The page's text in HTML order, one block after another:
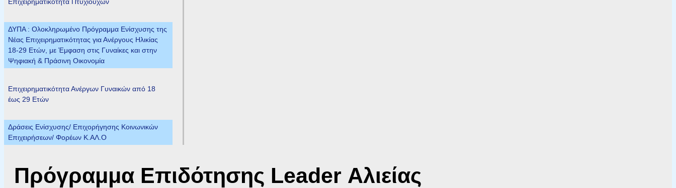
ΔΥΠΑ : Ολοκληρωμένο Πρόγραμμα Ενίσχυσης της
Νέας Επιχειρηματικότητας για Ανέργους Ηλικίας
18-29 Ετών, με Έμφαση στις Γυναίκες και στην
Ψηφιακή & Πράσινη Οικονομία
Επιχειρηματικότητα Ανέργων Γυναικών από 18
έως 29 Ετών
Δράσεις Ενίσχυσης/ Επιχορήγησης Κοινωνικών
Επιχειρήσεων/ Φορέων Κ.ΑΛ.Ο
Πρόγραμμα Επιδότησης Leader Αλιείας